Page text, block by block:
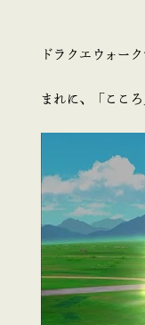
ドラクエウォー
まれに、「ここ